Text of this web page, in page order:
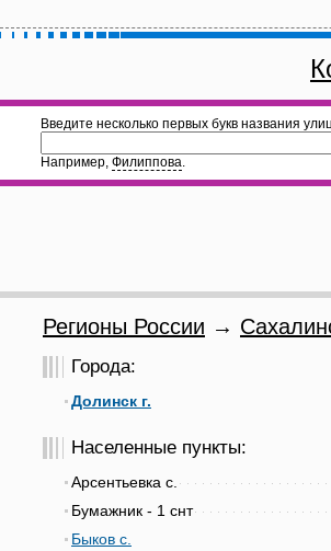
Введите несколько первых букв названия
Например, Филиппова.
Регионы России →
Города:
Долинск г.
Населенные пункты:
Арсентьевка с.
Бумажник - 1 снт
Быков с.